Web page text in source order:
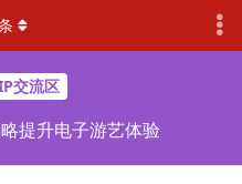
交流区
提升电子游艺体验